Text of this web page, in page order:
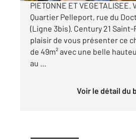
PIETONNE ET VEGETALISEE.
Quartier Pelleport, rue du
(Ligne 3bis). Century 21 Saint-
plaisir de vous présenter ce
de 49m² avec une belle
au ...
Voir le détail du